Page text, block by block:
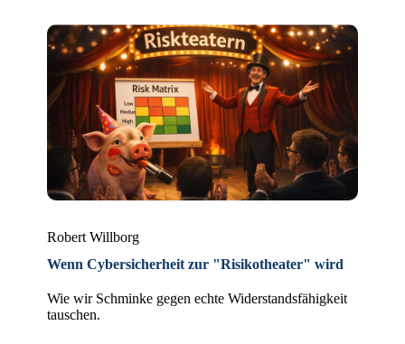
Robert Willborg
Wenn Cybersicherheit zur "Risikotheater" wird
Wie wir Schminke gegen echte Widerstandsfähigkeit
tauschen.